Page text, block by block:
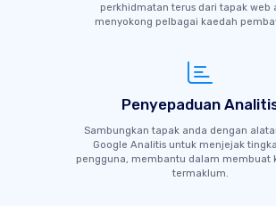
perkhidmatan terus dari tapak web
menyokong pelbagai kaedah
Penyepaduan
Sambungkan tapak anda dengan
Google Analitis untuk menjejak
pengguna, membantu dalam membuat
termaklum.